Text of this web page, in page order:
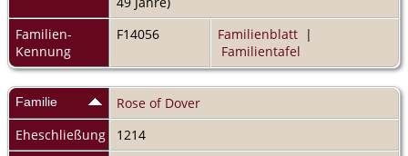
Familien-
Kennung
F14056 Familienblatt |
Familientafel
Familie
Rose of Dover
Eheschließung
1214